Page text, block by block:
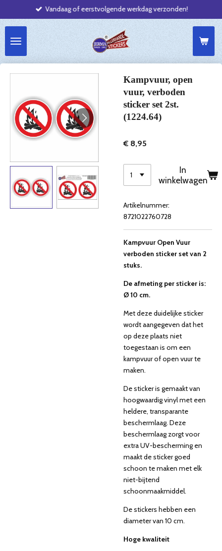
direct
de
hoofdinhoud
Vandaag of eerstvolgende werkdag verzonden!
Kampvuur, open
vuur, verboden
sticker set 2st.
(1224.64)
€ 8,95
In
winkelwagen
Artikelnummer:
8721022760728
Kampvuur Open Vuur
verboden sticker set van 2
stuks.
De afmeting per sticker is:
Ø 10 cm.
Met deze duidelijke sticker
wordt aangegeven dat het
op deze plaats niet
toegestaan is om een
kampvuur of open vuur te
maken.
De sticker is gemaakt van
hoogwaardig vinyl met een
heldere, transparante
beschermlaag. Deze
beschermlaag zorgt voor
extra UV-bescherming en
maakt de sticker goed
schoon te maken met elk
niet-bijtend
schoonmaakmiddel.
De stickers hebben een
diameter van 10 cm.
Hoge kwaliteit